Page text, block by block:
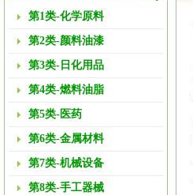
第1类-化学原料
第2类-颜料油漆
第3类-日化用品
第4类-燃料油脂
第5类-医药
第6类-金属材料
第7类-机械设备
第8类-手工器械